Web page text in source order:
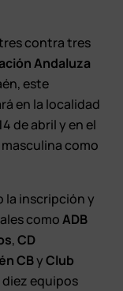
contra tres
Andaluza
este
en la localidad
de abril y en el
como
la inscripción y
comoADB
,CD
CByClub
diez equipos